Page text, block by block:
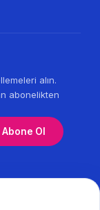
alın.
abonelikten
Abone Ol